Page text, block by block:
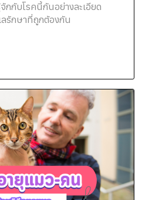
กกับโรคนี้กันอย่างละเอียด
รักษาที่ถูกต้องกัน